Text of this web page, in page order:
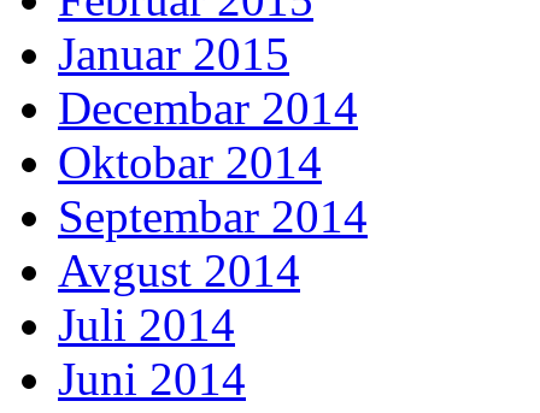
Januar 2015
Decembar 2014
Oktobar 2014
Septembar 2014
Avgust 2014
Juli 2014
Juni 2014